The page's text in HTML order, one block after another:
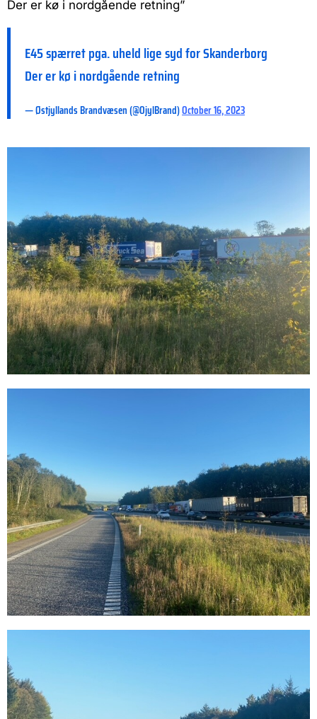
Der er kø i nordgående retning”
E45 spærret pga. uheld lige syd for Skanderborg
Der er kø i nordgående retning
— Østjyllands Brandvæsen (@OjylBrand)October 16, 2023